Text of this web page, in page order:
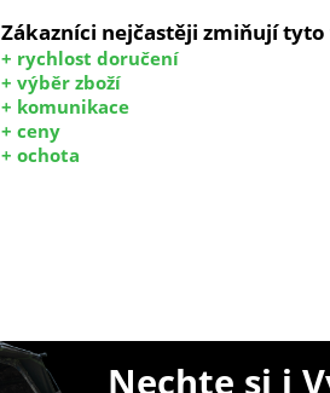
Zákazníci nejčastěji zmiňují
+ rychlost doručení
+ výběr zboží
+ komunikace
+ ceny
+ ochota
Nechte si i